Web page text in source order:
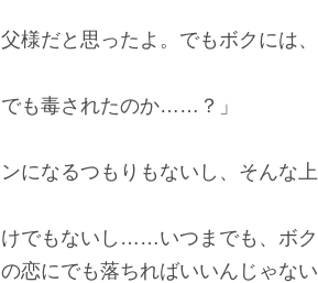
様だと思ったよ。でもボクには、
でも毒されたのか……？」
になるつもりもないし、そんな上
でもないし……いつまでも、ボク
恋にでも落ちればいいんじゃない